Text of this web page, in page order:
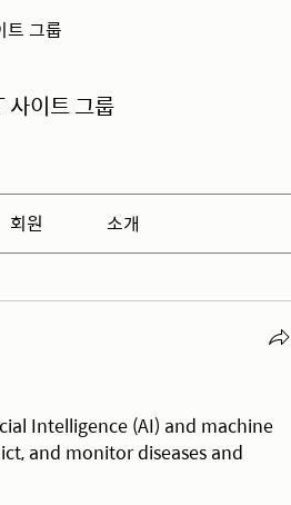
그룹
이트 그룹
회원 소개
Intelligence (AI) and machine
and monitor diseases and